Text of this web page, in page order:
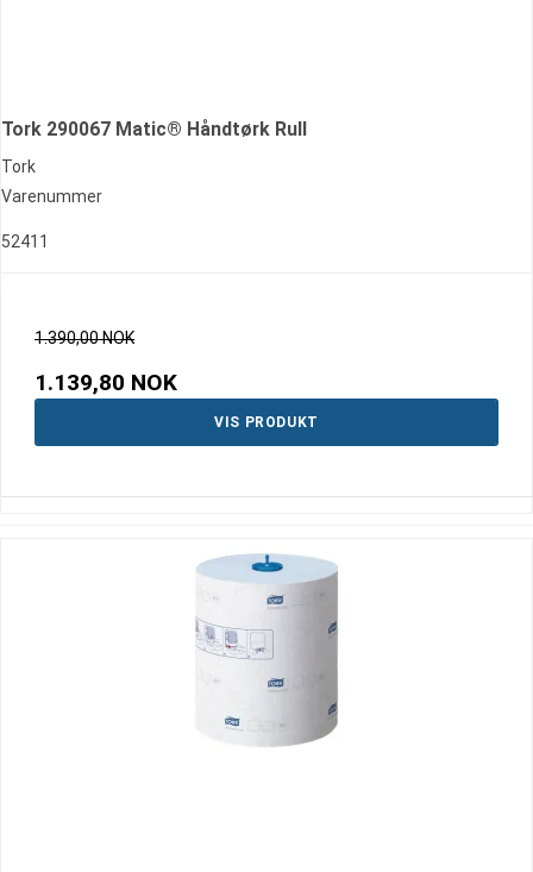
Tork 290067 Matic® Håndtørk Rull
Tork
Varenummer
52411
1.390,00 NOK
1.139,80 NOK
VIS PRODUKT